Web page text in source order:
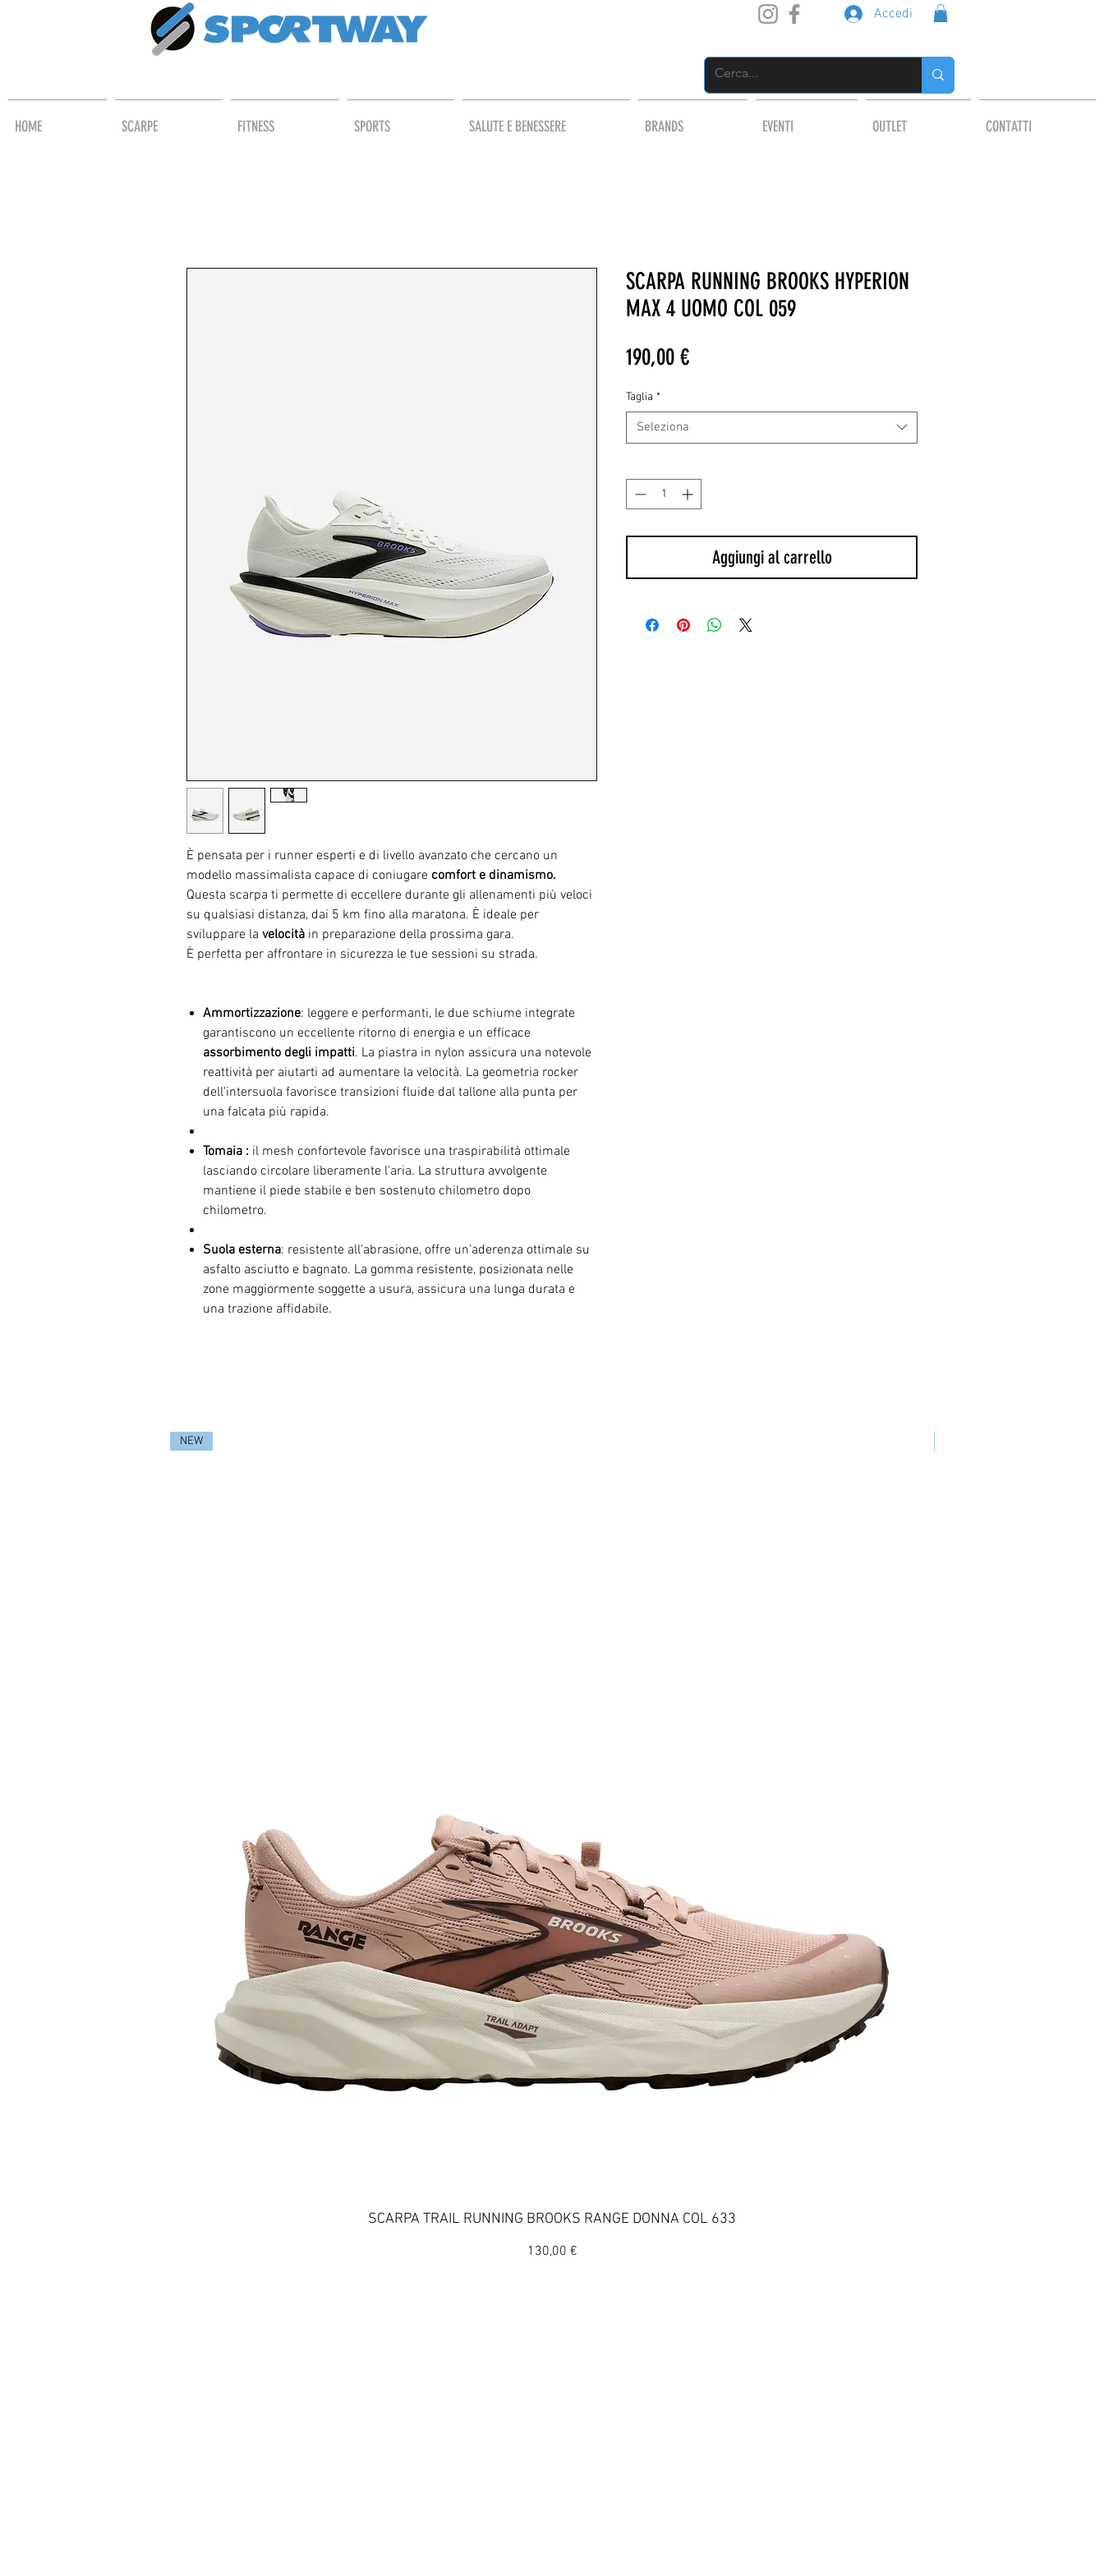
Accedi
HOME SCARPE FITNESS SPORTS SALUTE E BENESSERE BRANDS EVENTI OUTLET CONTATTI
È pensata per i runner esperti e di livello avanzato che cercano un
modello massimalista capace di coniugare comfort e dinamismo.
Questa scarpa ti permette di eccellere durante gli allenamenti più veloci
su qualsiasi distanza, dai 5 km fino alla maratona. È ideale per
sviluppare la velocità in preparazione della prossima gara.
È perfetta per affrontare in sicurezza le tue sessioni su strada.
Ammortizzazione: leggere e performanti, le due schiume integrate
garantiscono un eccellente ritorno di energia e un efficace
assorbimento degli impatti. La piastra in nylon assicura una notevole
reattività per aiutarti ad aumentare la velocità. La geometria rocker
dell'intersuola favorisce transizioni fluide dal tallone alla punta per
una falcata più rapida.
Tomaia : il mesh confortevole favorisce una traspirabilità ottimale
lasciando circolare liberamente l'aria. La struttura avvolgente
mantiene il piede stabile e ben sostenuto chilometro dopo
chilometro.
Suola esterna: resistente all'abrasione, offre un'aderenza ottimale su
asfalto asciutto e bagnato. La gomma resistente, posizionata nelle
zone maggiormente soggette a usura, assicura una lunga durata e
una trazione affidabile.
SCARPA RUNNING BROOKS HYPERION
MAX 4 UOMO COL 059
190,00 €Prezzo
Taglia *
Seleziona
Aggiungi al carrello
Vista rapida
NEW
SCARPA TRAIL RUNNING BROOKS RANGE DONNA COL 633
Prezzo
130,00 €